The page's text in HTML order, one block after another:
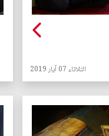
الثلاثاء 07 آيار 2019